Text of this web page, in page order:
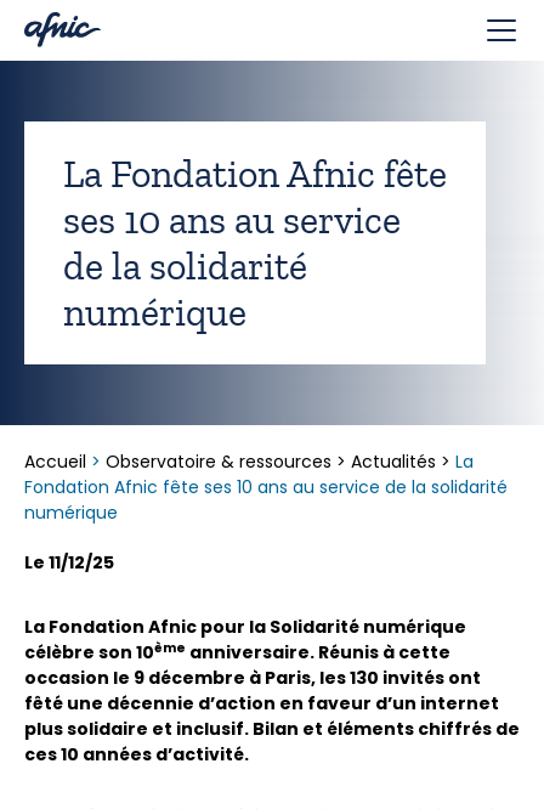
La Fondation Afnic fête
ses 10 ans au service
de la solidarité
numérique
Accueil > Observatoire & ressources > Actualités > La
Fondation Afnic fête ses 10 ans au service de la solidarité
numérique
Le 11/12/25
La Fondation Afnic pour la Solidarité numérique
célèbre son 10ème anniversaire. Réunis à cette
occasion le 9 décembre à Paris, les 130 invités ont
fêté une décennie d’action en faveur d’un internet
plus solidaire et inclusif. Bilan et éléments chiffrés de
ces 10 années d’activité.
Panneau de gestion des cookies